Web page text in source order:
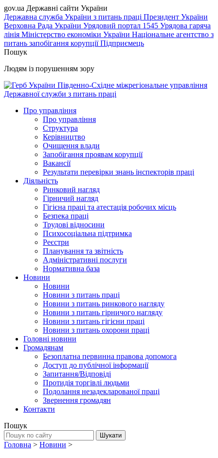
gov.ua Державні сайти України
Державна служба України з питань праці Президент України
Верховна Рада України Урядовий портал 1545 Урядова гаряча
лінія Міністерство економіки України Національне агентство з
питань запобігання корупціїПідприємець
Пошук
Людям із порушенням зору
Південно-Східне міжрегіональне управління
Державної служби з питань праці
Про управління
Про управління
Структура
Керівництво
Очищення влади
Запобігання проявам корупції
Вакансії
Результати перевірки знань інспекторів праці
Діяльність
Ринковий нагляд
Гірничий нагляд
Гігієна праці та атестація робочих місць
Безпека праці
Трудові відносини
Психосоціальна підтримка
Реєстри
Планування та звітність
Адміністративні послуги
Нормативна база
Новини
Новини
Новини з питань праці
Новини з питань ринкового нагляду
Новини з питань гірничого нагляду
Новини з питань гігієни праці
Новини з питань охорони праці
Головні новини
Громадянам
Безоплатна первинна правова допомога
Доступ до публічної інформації
Запитання/Відповіді
Протидія торгівлі людьми
Подолання незадекларованої праці
Звернення громадян
Контакти
Пошук
Головна > Новини >